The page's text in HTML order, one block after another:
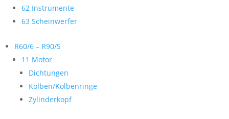
62 Instrumente
63 Scheinwerfer
R60/6 – R90/S
11 Motor
Dichtungen
Kolben/Kolbenringe
Zylinderkopf